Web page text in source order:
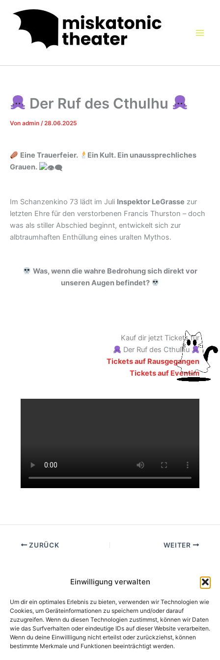
Einwilligung verwalten
Um dir ein optimales Erlebnis zu bieten, verwenden wir Technologien wie
Cookies, um Geräteinformationen zu speichern und/oder darauf
zuzugreifen. Wenn du diesen Technologien zustimmst, können wir Daten
wie das Surfverhalten oder eindeutige IDs auf dieser Website verarbeiten.
Wenn du deine Einwillligung nicht erteilst oder zurückziehst, können
bestimmte Merkmale und Funktionen beeinträchtigt werden.
Inhalt
springen
Der Ruf des Cthulhu
Von admin /28.06.2025
Eine Trauerfeier.
Ein Kult. Ein unaussprechliches
Grauen.
Im Schanzenkino 73 lädt im Juli Inspektor LeGrasse zur
letzten Ehre für den verstorbenen Francis Thurston – doch
was als stiller Abschied beginnt, entwickelt sich zur
albtraumhaften Enthüllung eines uralten Mythos.
Was, wenn die wahre Bedrohung sich direkt vor
unseren Augen befindet?
Kauf dir jetzt Tickets für
Der Ruf des Cthulhu
Tickets auf Rausgegangen
Tickets auf Eventim
ZURÜCK WEITER
Schreibe einen Kommentar
Du musstangemeldetsein, um einen Kommentar
abzugeben.